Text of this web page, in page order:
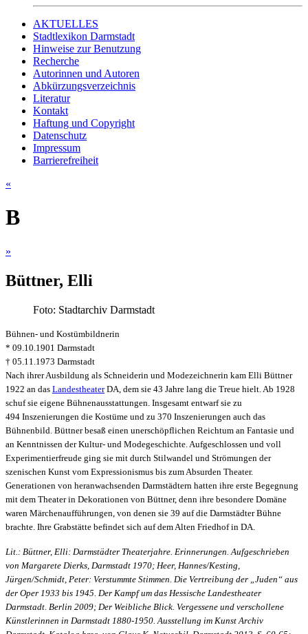
AKTUELLES
Stadtlexikon Darmstadt
Hinweise zur Benutzung
Recherche
Autorinnen und Autoren
Abkürzungsverzeichnis
Literatur
Kontakt
Haftung und Copyright
Datenschutz
Impressum
Barrierefreiheit
«
B
»
Büttner, Elli
Foto: Stadtarchiv Darmstadt
Bühnen- und Kostümbildnerin
* 09.10.1901 Darmstadt
† 05.11.1973 Darmstadt
Nach ihrer Ausbildung als Schneiderin und Modezeichnerin kam Elli Büttner
1922 an das LandestheaterDA, dem sie 43 Jahre lang die Treue hielt. Ab 1928
schuf sie eigene Bühnenausstattungen. Insgesamt entwarf sie zu
494 Inszenierungen die Kostüme und zu 370 Inszenierungen auch das
Bühnenbild. Büttner besaß einen unerschöpflichen Reichtum an Fantasie und
an Kenntnissen der Kultur- und Modegeschichte. Aufgeschlossen und voll
Experimentierfreude ging sie mit durch Stilwandel und Strömungen der
szenischen Kunst vom Expressionismus bis zum Absurden Theater.
Generationen von heranwachsenden Darmstädtern hatten ihre erste Begegnung
mit dem Theater in Dekorationen von Büttner, denn ihre besondere Domäne
waren Märchenaufführungen, von denen sie 39 auf die Darmstädter Bühne
brachte. Ihre Grabstätte befindet sich auf dem Alten Friedhof in DA.
Lit.: Büttner, Elli: Darmstädter Theaterjahre. Erinnerungen. Aufgeschrieben
von Margarete Dierks, Darmstadt 1970; Heer, Hannes/Kesting,
Jürgen/Schmidt, Peter: Verstummte Stimmen. Die Vertreibung der „Juden“ aus
der Oper 1933 bis 1945. Der Kampf um das Hessische Landestheater
Darmstadt. Berlin 2009; Der Weibliche Blick. Vergessene und verschollene
Künstlerinnen in Darmstadt 1880-1950. Ausstellung im Kunst Archiv